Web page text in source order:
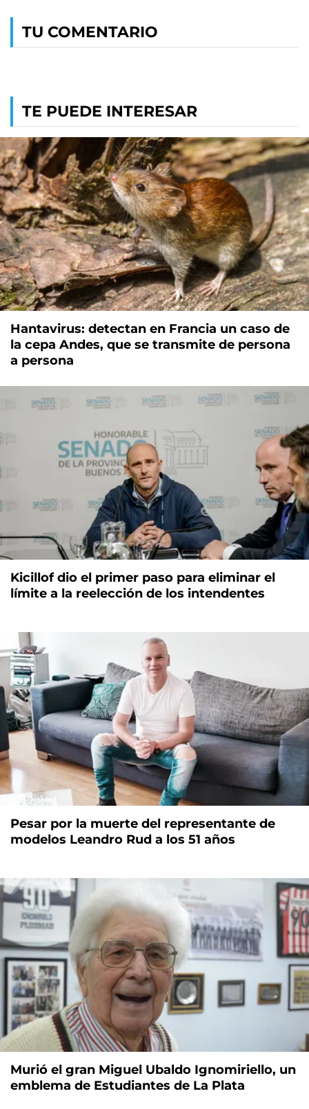
TU COMENTARIO
TE PUEDE INTERESAR
Hantavirus: detectan en Francia un caso de
la cepa Andes, que se transmite de persona
a persona
Kicillof dio el primer paso para eliminar el
límite a la reelección de los intendentes
Pesar por la muerte del representante de
modelos Leandro Rud a los 51 años
Murió el gran Miguel Ubaldo Ignomiriello, un
emblema de Estudiantes de La Plata